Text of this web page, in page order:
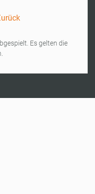
Es gelten die